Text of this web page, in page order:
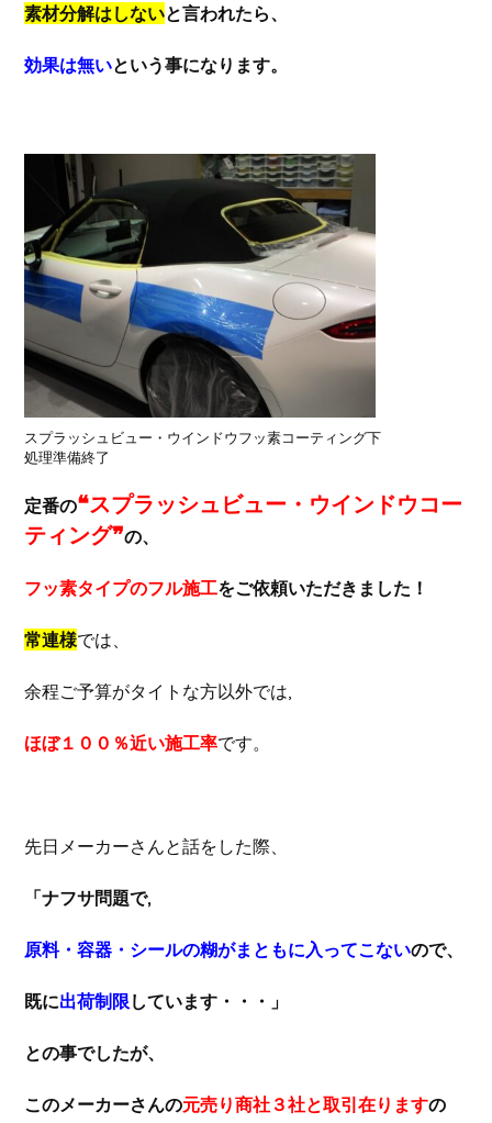
素材分解はしないと言われたら、
効果は無いという事になります。
スプラッシュビュー・ウインドウフッ素コーティング下
処理準備終了
定番の❝スプラッシュビュー・ウインドウコー
ティング❞の、
フッ素タイプのフル施工をご依頼いただきました！
常連様では、
余程ご予算がタイトな方以外では,
ほぼ１００％近い施工率です。
先日メーカーさんと話をした際、
「ナフサ問題で,
原料・容器・シールの糊がまともに入ってこないので、
既に出荷制限 しています・・・」
との事でしたが、
このメーカーさんの元売り商社３社と取引在りますの